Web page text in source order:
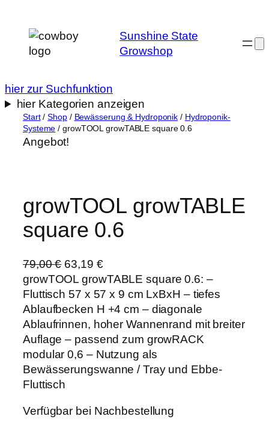
Inhalt
springen
Sunshine State
Growshop
hier zur Suchfunktion
hier Kategorien anzeigen
Start/Shop/ Bewässerung & Hydroponik / Hydroponik-
Systeme / growTOOL growTABLE square 0.6
Angebot!
growTOOL growTABLE
square 0.6
79,00€ U
r
s
p
r
ü
n
g
l
c
63,19 €A
k
t
u
e
l
l
e
r
growTOOL growTABLE square 0.6: –
Fluttisch 57 x 57 x 9 cm LxBxH – tiefes
Ablaufbecken H +4 cm – diagonale
Ablaufrinnen, hoher Wannenrand mit breiter
Auflage – passend zum growRACK
modular 0,6 – Nutzung als
Bewässerungswanne / Tray und Ebbe-
Fluttisch
Verfügbar bei Nachbestellung